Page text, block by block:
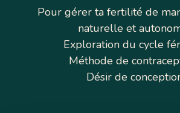
Pour gérer ta fertilité de
naturelle et
Exploration du cycle
Méthode de
Désir de